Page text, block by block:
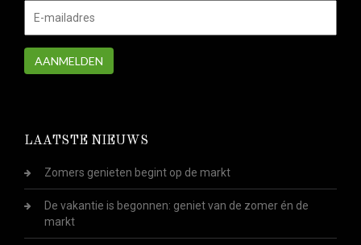
AANMELDEN
LAATSTE NIEUWS
Zomers genieten begint op de markt
De vakantie is begonnen: geniet van de zomer én de
markt